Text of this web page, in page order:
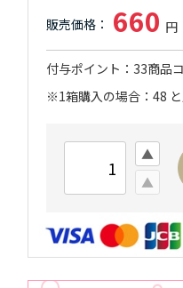
660
付与ポイント 33商品
※1箱購入の場合：48 と